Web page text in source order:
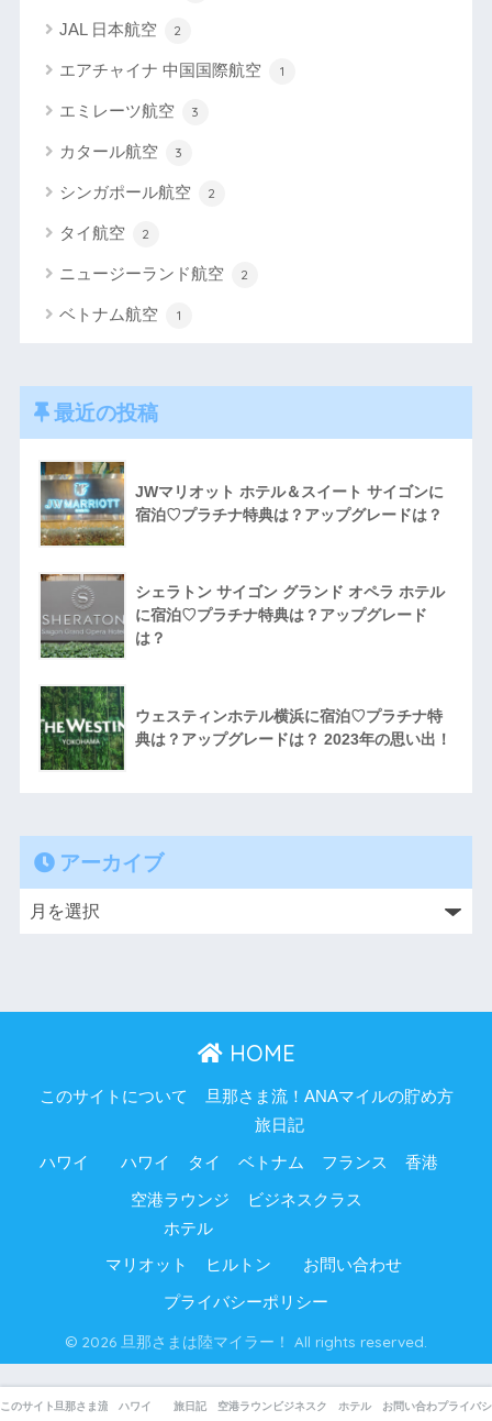
JAL 日本航空 2
エアチャイナ 中国国際航空 1
エミレーツ航空 3
カタール航空 3
シンガポール航空 2
タイ航空 2
ニュージーランド航空 2
ベトナム航空 1
最近の投稿
JWマリオット ホテル＆スイート サイゴンに
宿泊♡プラチナ特典は？アップグレードは？
シェラトン サイゴン グランド オペラ ホテル
に宿泊♡プラチナ特典は？アップグレード
は？
ウェスティンホテル横浜に宿泊♡プラチナ特
典は？アップグレードは？ 2023年の思い出！
アーカイブ
HOME
このサイトについて 旦那さま流！ANAマイルの貯め方
ハワイ
旅日記
ハワイ タイ ベトナム フランス 香港
空港ラウンジ
ビジネスクラス
ホテル
マリオット ヒルトン お問い合わせ
プライバシーポリシー
© 2026 旦那さまは陸マイラー！ All rights reserved.
このサイトについて旦那さま流！ANAマイルの貯め方
ハワイ 旅日記 空港ラウンジビジネスクラスホテル お問い合わせプライバ